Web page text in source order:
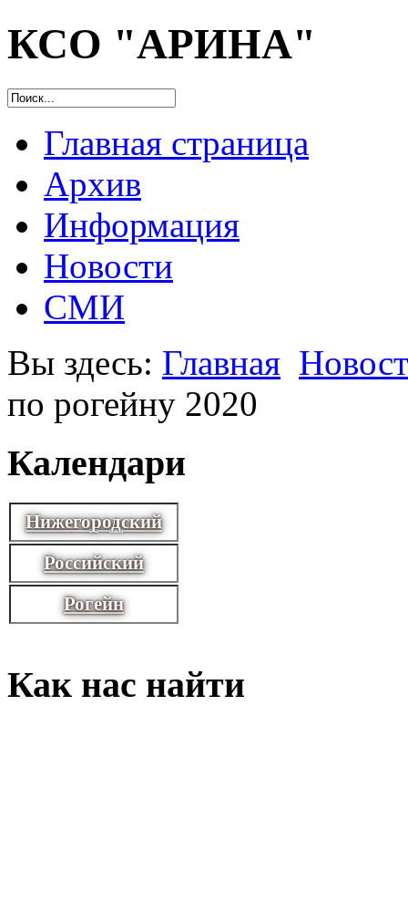
КСО "АРИНА"
Главная страница
Архив
Информация
Новости
СМИ
Вы здесь: Главная
по рогейну 2020
Календари
Нижегородский
Российский
Рогейн
Как нас найти